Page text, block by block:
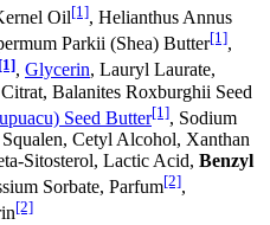
Oil[1], Helianthus Annus
Parkii (Shea) Butter[1],
[1], Glycerin, Lauryl Laurate,
Balanites Roxburghii Seed
Seed Butter[1], Sodium
Cetyl Alcohol, Xanthan
Sitosterol, Lactic Acid, Benzyl
Sorbate, Parfum[2],
[2]